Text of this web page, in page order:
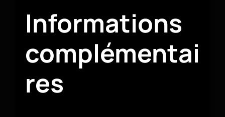
Informations
complémentai
res